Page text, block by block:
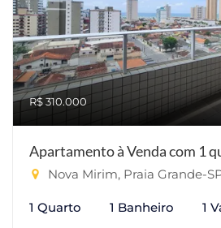
R$ 310.000
Apartamento à Venda com 1
Nova Mirim, Praia Grande-
1 Quarto 1 Banheiro 1